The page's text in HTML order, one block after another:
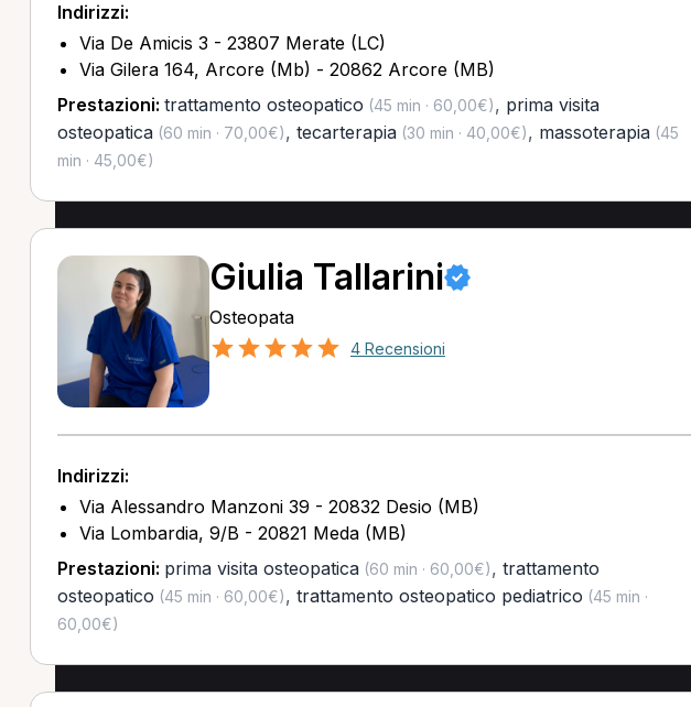
Indirizzi:
Via De Amicis 3 - 23807 Merate (LC)
Via Gilera 164, Arcore (Mb) - 20862 Arcore (MB)
Prestazioni: trattamento osteopatico (45 min · 60,00€), prima visita
osteopatica(60 min · 70,00€), tecarterapia(30 min · 40,00€), massoterapia(45
min · 45,00€)
Giulia Tallarini
Osteopata
4 Recensioni
Indirizzi:
Via Alessandro Manzoni 39 - 20832 Desio (MB)
Via Lombardia, 9/B - 20821 Meda (MB)
Prestazioni: prima visita osteopatica(60 min · 60,00€), trattamento
osteopatico (45 min · 60,00€), trattamento osteopatico pediatrico (45 min ·
60,00€)